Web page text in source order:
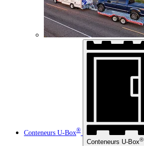
Conteneurs U-Box®
Conteneurs U-Box®